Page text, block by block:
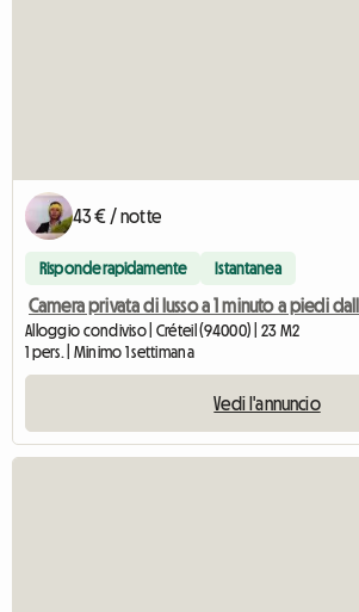
43 € / notte
Risponde rapidamente Istantanea
Camera privata di lusso a 1 minuto a piedi
Alloggio condiviso | Créteil (94000) | 23 M2
1 pers. | Minimo 1 settimana
Vedi l'annuncio